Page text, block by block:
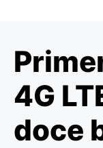
4G
doce